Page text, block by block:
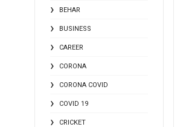
BEHAR
BUSINESS
CAREER
CORONA
CORONA COVID
COVID 19
CRICKET